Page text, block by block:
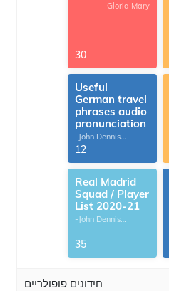
-Gloria Mary
30
Useful
German travel
phrases audio
pronunciation
-John Dennis
G.Thomas
12
Real Madrid
Squad / Player
List 2020-21
-John Dennis
35
חידונים פופולריים